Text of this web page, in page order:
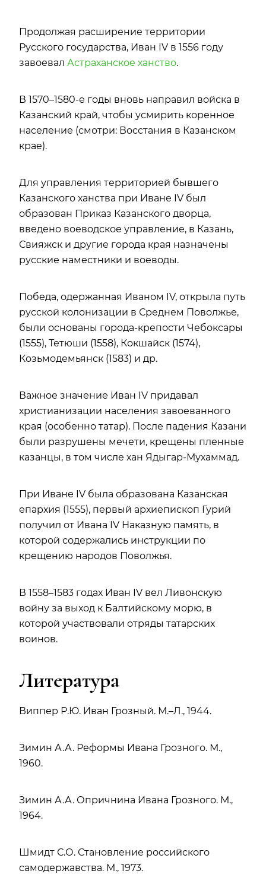
Продолжая расширение территории
Русского государства, Иван IV в 1556 году
завоевал Астраханское ханство.
В 1570–1580-е годы вновь направил войска в
Казанский край, чтобы усмирить коренное
население (смотри: Восстания в Казанском
крае).
Для управления территорией бывшего
Казанского ханства при Иване IV был
образован Приказ Казанского дворца,
введено воеводское управление, в Казань,
Свияжск и другие города края назначены
русские наместники и воеводы.
Победа, одержанная Иваном IV, открыла путь
русской колонизации в Среднем Поволжье,
были основаны города-крепости Чебоксары
(1555), Тетюши (1558), Кокшайск (1574),
Козьмодемьянск (1583) и др.
Важное значение Иван IV придавал
христианизации населения завоеванного
края (особенно татар). После падения Казани
были разрушены мечети, крещены пленные
казанцы, в том числе хан Ядыгар-Мухаммад.
При Иване IV была образована Казанская
епархия (1555), первый архиепископ Гурий
получил от Ивана IV Наказную память, в
которой содержались инструкции по
крещению народов Поволжья.
В 1558–1583 годах Иван IV вел Ливонскую
войну за выход к Балтийскому морю, в
которой участвовали отряды татарских
воинов.
Литература
Виппер Р.Ю. Иван Грозный. М.–Л., 1944.
Зимин А.А. Реформы Ивана Грозного. М.,
1960.
Зимин А.А. Опричнина Ивана Грозного. М.,
1964.
Шмидт С.О. Становление российского
самодержавства. М., 1973.